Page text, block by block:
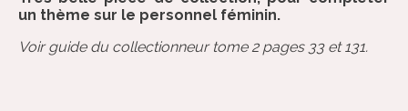
un thème sur le personnel féminin.
Voir guide du collectionneur tome 2 pages 33 et 131.